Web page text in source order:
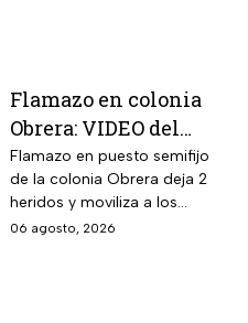
Flamazo en colonia
Obrera: VIDEO del
siniestro en puesto
semifijo que dejó
heridos
Flamazo en puesto semifijo
de la colonia Obrera deja 2
heridos y moviliza a los
servicios de emergencia en
06 agosto, 2026